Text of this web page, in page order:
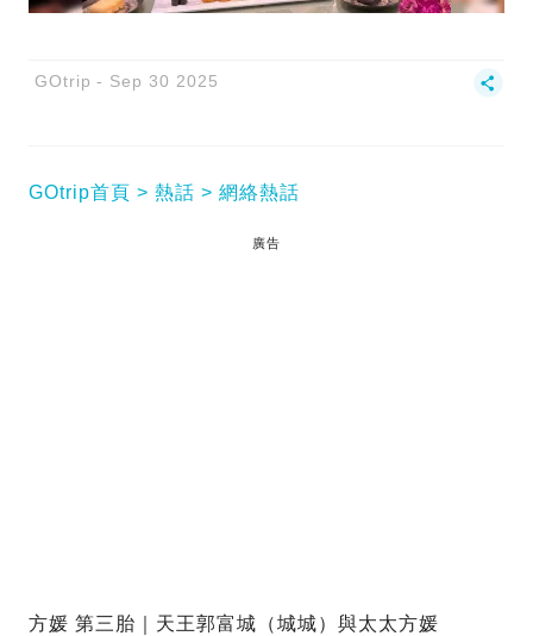
GOtrip Sep 30 2025
GOtrip首頁 熱話 網絡熱話
廣告
方媛 第三胎｜天王郭富城（城城）與太太方媛